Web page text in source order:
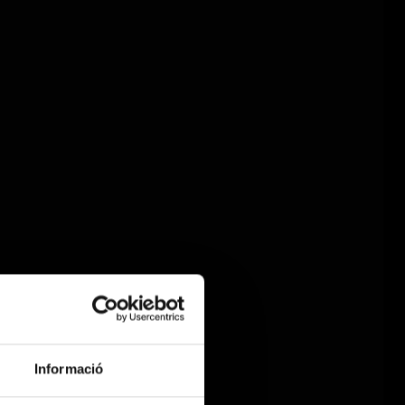
Informació